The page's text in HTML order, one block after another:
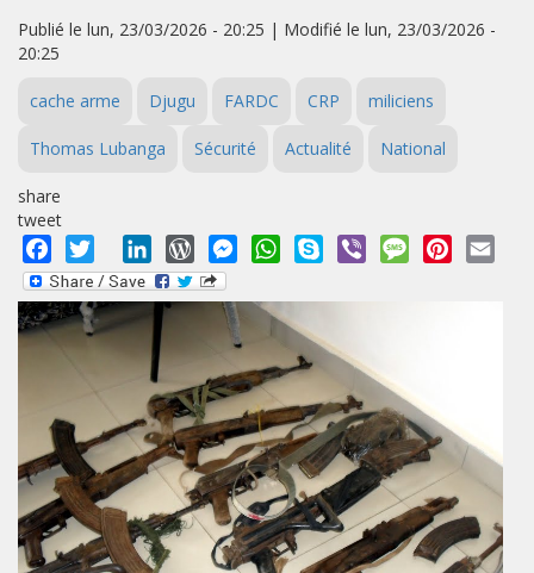
Publié le lun, 23/03/2026 - 20:25 | Modifié le lun, 23/03/2026 -
20:25
cache arme Djugu FARDC CRP miliciens
Thomas Lubanga Sécurité Actualité National
share
tweet
Facebook
Twitter LinkedInWordPressMessengerWhatsApp
Skype Viber MessagePinterest